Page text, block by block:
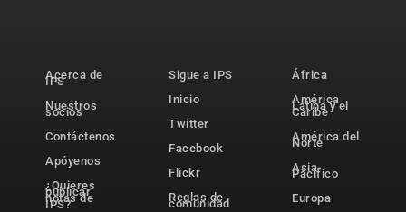
Acerca de
IPS
Nuestros
socios
Contáctenos
Apóyenos
¿Quieres
publicar
notas de
IPS?
Sigue a IPS
Inicio
Twitter
Facebook
Flickr
Reglas de
comunidad
África
América
Latina y el
Caribe
América del
Norte
Asia-
Pacífico
Europa